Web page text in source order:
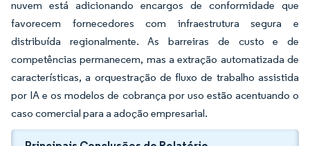
nuvem está adicionando encargos de conformidade que
favorecem fornecedores com infraestrutura segura e
distribuída regionalmente. As barreiras de custo e de
competências permanecem, mas a extração automatizada de
características, a orquestração de fluxo de trabalho assistida
por IA e os modelos de cobrança por uso estão acentuando o
caso comercial para a adoção empresarial.